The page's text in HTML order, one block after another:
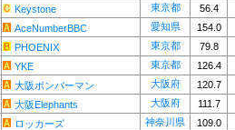
Keystone 東京都
56.4
AceNumberBBC 愛知県
154.0
PHOENIX 東京都
79.8
YKE 東京都
126.4
大阪ボンバーマン 大阪府
120.7
大阪Elephants 大阪府
111.7
ロッカーズ 神奈川県
109.0